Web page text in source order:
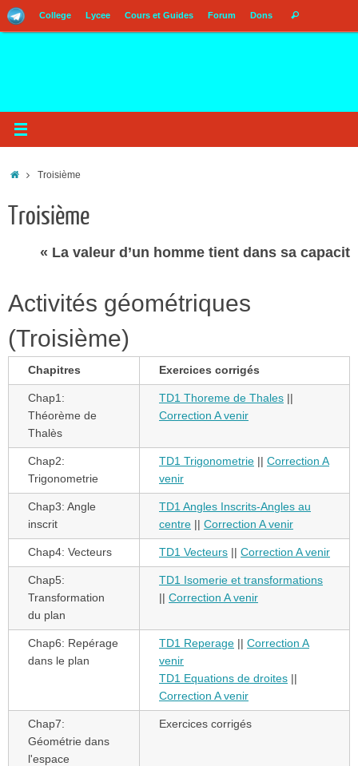
Passer
au
College Lycee Cours et Guides Forum Dons Rechercher
Accueil
Troisième
Troisième
« La valeur d’un homme tient dans sa
Activités géométriques
(Troisième)
Chapitres Exercices corrigés
Chap1:
Théorème de
Thalès
TD1 Thoreme de Thales
Correction A venir
Chap2:
Trigonometrie
TD1 Trigonometrie
Correction A
venir
Chap3: Angle
inscrit
TD1 Angles Inscrits-Angles au
centre
Correction A venir
Chap4: Vecteurs TD1 Vecteurs Correction A venir
Chap5:
Transformation
du plan
TD1 Isomerie et transformations
Correction A venir
Chap6: Repérage
dans le plan
TD1 Reperage
Correction A
venir
TD1 Equations de droites
Correction A venir
Chap7:
Géométrie dans
l'espace
Exercices corrigés